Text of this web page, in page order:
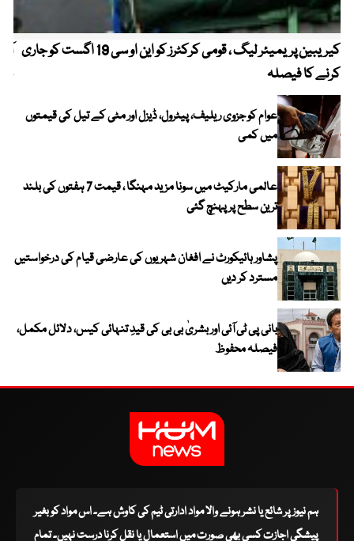
کیریبین پریمیئر لیگ ، قومی کرکٹرز کو این او سی 19 اگست کو جاری
کرنے کا فیصلہ
عوام کو جزوی ریلیف، پیٹرول، ڈیزل اور مٹی کے تیل کی قیمتوں
میں کمی
عالمی مارکیٹ میں سونا مزید مہنگا ، قیمت 7 ہفتوں کی بلند
ترین سطح پر پہنچ گئی
پشاور ہائیکورٹ نے افغان شہریوں کی عارضی قیام کی درخواستیں
مسترد کر دیں
بانی پی ٹی آئی اور بشریٰ بی بی کی قیدِ تنہائی کیس، دلائل مکمل،
فیصلہ محفوظ
ہم نیوز پر شائع یا نشر ہونے والا مواد ادارتی ٹیم کی کاوش ہے۔ اس مواد کو بغیر
پیشگی اجازت کسی بھی صورت میں استعمال یا نقل کرنا درست نہیں۔ تمام